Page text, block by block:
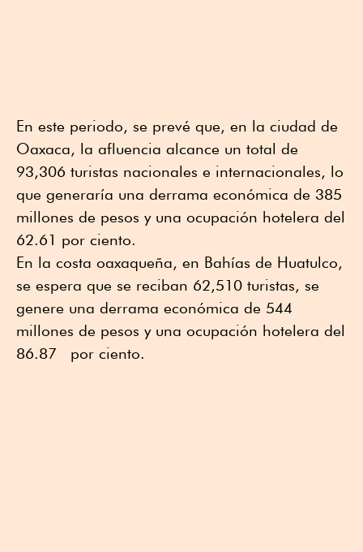
En este periodo, se prevé que, en la ciudad de
Oaxaca, la afluencia alcance un total de
93,306 turistas nacionales e internacionales, lo
que generaría una derrama económica de 385
millones de pesos y una ocupación hotelera del
62.61 por ciento.
En la costa oaxaqueña, en Bahías de Huatulco,
se espera que se reciban 62,510 turistas, se
genere una derrama económica de 544
millones de pesos y una ocupación hotelera del
86.87 por ciento.